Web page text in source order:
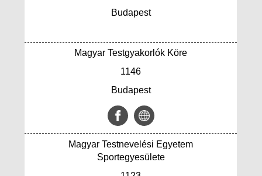
Budapest
Magyar Testgyakorlók Köre
1146
Budapest
Magyar Testnevelési Egyetem
Sportegyesülete